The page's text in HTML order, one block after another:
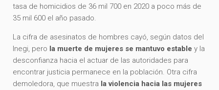
tasa de homicidios de 36 mil 700 en 2020 a poco más de
35 mil 600 el año pasado.
La cifra de asesinatos de hombres cayó, según datos del
Inegi, pero la muerte de mujeres se mantuvo establey la
desconfianza hacia el actuar de las autoridades para
encontrar justicia permanece en la población. Otra cifra
demoledora, que muestra la violencia hacia las mujeres